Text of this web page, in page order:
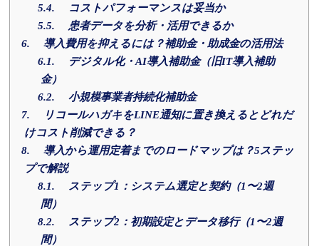
5.4.
コストパフォーマンスは妥当か
5.5.
患者データを分析・活用できるか
6.
導入費用を抑えるには？補助金・助成金の活用法
6.1.
デジタル化・AI導入補助金（旧IT導入補助
金）
6.2.
小規模事業者持続化補助金
7.
リコールハガキをLINE通知に置き換えるとどれだ
けコスト削減できる？
8.
導入から運用定着までのロードマップは？5ステッ
プで解説
8.1.
ステップ1：システム選定と契約（1〜2週
間）
8.2.
ステップ2：初期設定とデータ移行（1〜2週
間）